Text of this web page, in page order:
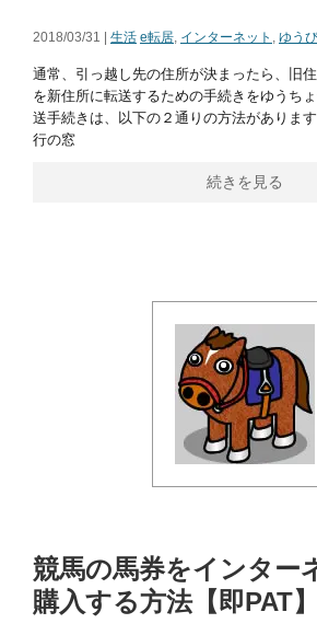
2018/03/31 | 生活 e転居, インターネット , ゆう
通常、引っ越し先の住所が決まったら、旧
を新住所に転送するための手続きをゆうち
送手続きは、以下の２通りの方法がありま
行の窓
続きを見る
競馬の馬券をインター
購入する方法【即PAT】